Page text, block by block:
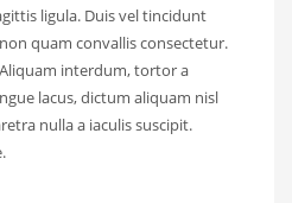
ligula. Duis vel tincidunt
quam convallis consectetur.
interdum, tortor a
lacus, dictum aliquam nisl
nulla a iaculis suscipit.